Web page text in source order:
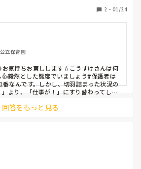
きな声で叫んでしまいました…その声
疲れました…先生達も怒っているの
気だなぁ…て呆れてしまいました。
状態…
て、危ない、危険な玩具を片付ける自
したくないです。
ニコ笑い、優しく声をかけたい…で
ぎる環境…
ートでしたが、どっと疲れました。
のかな？
昔すぎるんでしょうか？
護者から「何で検温したんですか？検
れば検温するの当たり前ですけど！
、預かれないと話す
でゴネる保護者
フルエンザでした」と連絡がくる。
2 ・ 01/24
立保育園
気持ちお察しします💧こうすけさんは何
毅然とした態度でいましょう❣️保護者は
なんです。しかし、切羽詰まった状況の
より、「仕事が！」にすり替わってしま
すよね😓
回答をもっと見る